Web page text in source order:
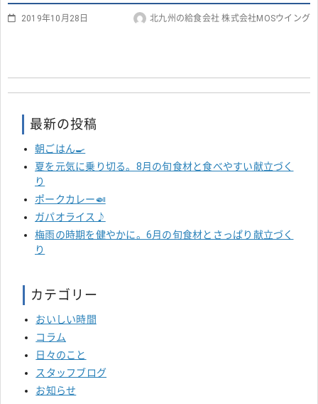
2019年10月28日 北九州の給食会社 株式会社MOSウイング
最新の投稿
朝ごはん🍳
夏を元気に乗り切る。8月の旬食材と食べやすい献立づく
り
ポークカレー🍛
ガパオライス♪
梅雨の時期を健やかに。6月の旬食材とさっぱり献立づく
り
カテゴリー
おいしい時間
コラム
日々のこと
スタッフブログ
お知らせ